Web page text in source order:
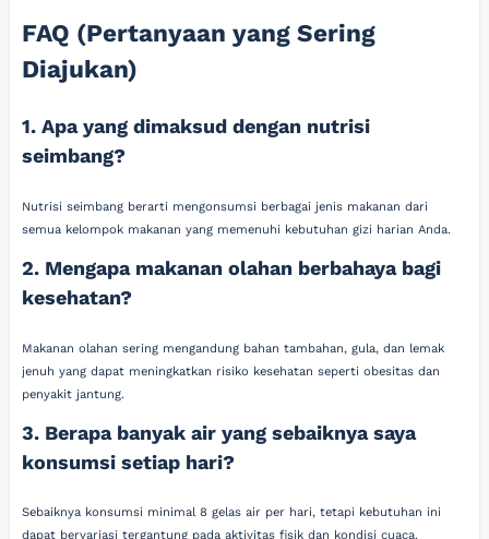
FAQ (Pertanyaan yang Sering
Diajukan)
1. Apa yang dimaksud dengan nutrisi
seimbang?
Nutrisi seimbang berarti mengonsumsi berbagai jenis makanan dari
semua kelompok makanan yang memenuhi kebutuhan gizi harian Anda.
2. Mengapa makanan olahan berbahaya bagi
kesehatan?
Makanan olahan sering mengandung bahan tambahan, gula, dan lemak
jenuh yang dapat meningkatkan risiko kesehatan seperti obesitas dan
penyakit jantung.
3. Berapa banyak air yang sebaiknya saya
konsumsi setiap hari?
Sebaiknya konsumsi minimal 8 gelas air per hari, tetapi kebutuhan ini
dapat bervariasi tergantung pada aktivitas fisik dan kondisi cuaca.